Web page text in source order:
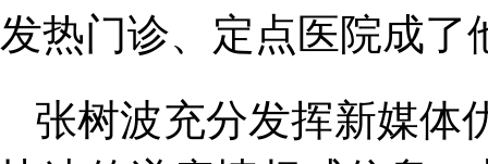
发热门诊、定点医院成了
张树波充分发挥新媒体